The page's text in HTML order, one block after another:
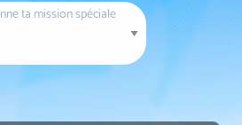
ta mission spéciale